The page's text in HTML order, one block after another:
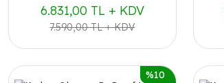
6.831,00 TL + KDV
7.590,00 TL + KDV
%10